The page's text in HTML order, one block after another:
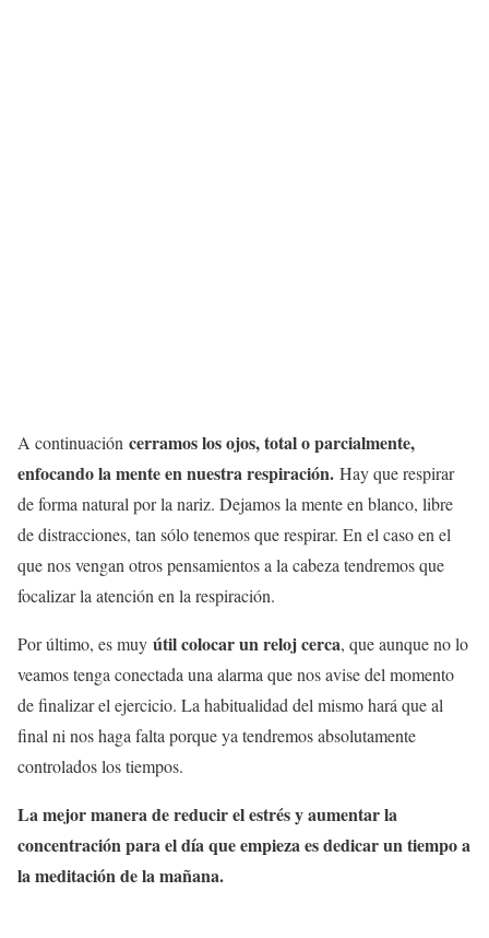
A continuación cerramos los ojos, total o parcialmente,
enfocando la mente en nuestra respiración. Hay que respirar
de forma natural por la nariz. Dejamos la mente en blanco, libre
de distracciones, tan sólo tenemos que respirar. En el caso en el
que nos vengan otros pensamientos a la cabeza tendremos que
focalizar la atención en la respiración.
Por último, es muy útil colocar un reloj cerca, que aunque no lo
veamos tenga conectada una alarma que nos avise del momento
de finalizar el ejercicio. La habitualidad del mismo hará que al
final ni nos haga falta porque ya tendremos absolutamente
controlados los tiempos.
La mejor manera de reducir el estrés y aumentar la
concentración para el día que empieza es dedicar un tiempo a
la meditación de la mañana.